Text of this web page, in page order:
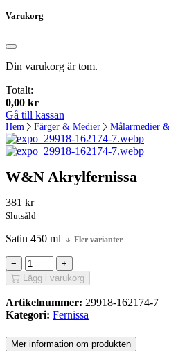
Varukorg
Din varukorg är tom.
Totalt:
0,00 kr
Gå till kassan
Hem Färger & Medier Målarmedier
W&N Akrylfernissa
381 kr
Slutsåld
Satin 450 ml Fler varianter
−
+
Lägg i varukorg
Artikelnummer: 29918-162174-7
Kategori: Fernissa
Mer information om produkten